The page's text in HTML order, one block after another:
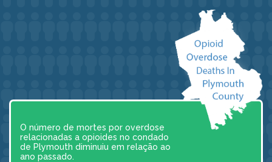
O número de mortes por overdose
relacionadas a opioides no condado
de Plymouth diminuiu em relação ao
ano passado.